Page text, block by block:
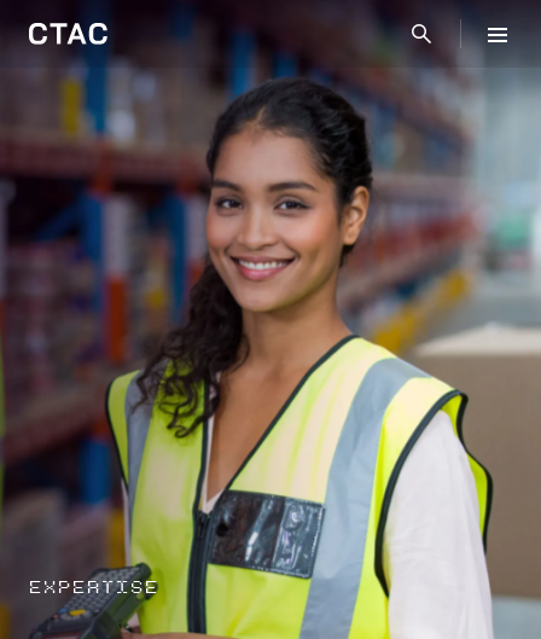
EXPERTISE